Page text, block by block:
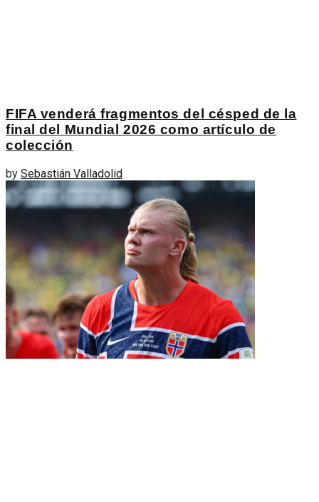
FIFA venderá fragmentos del césped de la
final del Mundial 2026 como artículo de
colección
by Sebastián Valladolid